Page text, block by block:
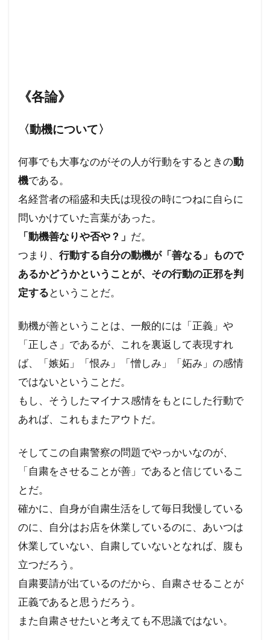
《各論》
〈動機について〉
何事でも大事なのがその人が行動をするときの動
機である。
名経営者の稲盛和夫氏は現役の時につねに自らに
問いかけていた言葉があった。
「動機善なりや否や？」 だ。
つまり、 行動する自分の動機が「善なる」もので
あるかどうかということが、その行動の正邪を判
定するということだ。
動機が善ということは、一般的には「正義」や
「正しさ」であるが、これを裏返して表現すれ
ば、「嫉妬」「恨み」「憎しみ」「妬み」の感情
ではないということだ。
もし、そうしたマイナス感情をもとにした行動で
あれば、これもまたアウトだ。
そしてこの自粛警察の問題でやっかいなのが、
「自粛をさせることが善」であると信じているこ
とだ。
確かに、自身が自粛生活をして毎日我慢している
のに、自分はお店を休業しているのに、あいつは
休業していない、自粛していないとなれば、腹も
立つだろう。
自粛要請が出ているのだから、自粛させることが
正義であると思うだろう。
また自粛させたいと考えても不思議ではない。